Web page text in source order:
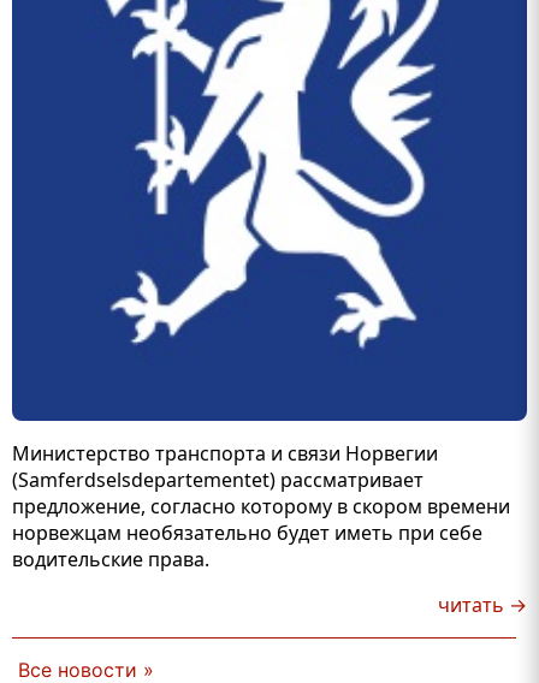
Министерство транспорта и связи Норвегии
(Samferdselsdepartementet) рассматривает
предложение, согласно которому в скором времени
норвежцам необязательно будет иметь при себе
водительские права.
читать →
Все новости »